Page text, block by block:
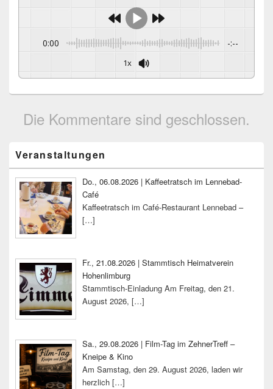
0:00 -:--
1x
Die Kommentare sind geschlossen.
Seitenleisten-
Widgetbereich
Veranstaltungen
Do., 06.08.2026 | Kaffeetratsch im Lennebad-
Café
Kaffeetratsch im Café-Restaurant Lennebad –
[…]
Fr., 21.08.2026 | Stammtisch Heimatverein
Hohenlimburg
Stammtisch-Einladung Am Freitag, den 21.
August 2026, […]
Sa., 29.08.2026 | Film-Tag im ZehnerTreff –
Kneipe & Kino
Am Samstag, den 29. August 2026, laden wir
herzlich […]